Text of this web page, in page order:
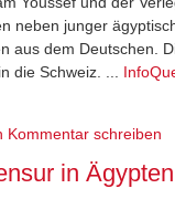
neben junger
aus dem Deutschen.
die Schweiz. ...
machen in
Kommentar schreiben
in Ägypten